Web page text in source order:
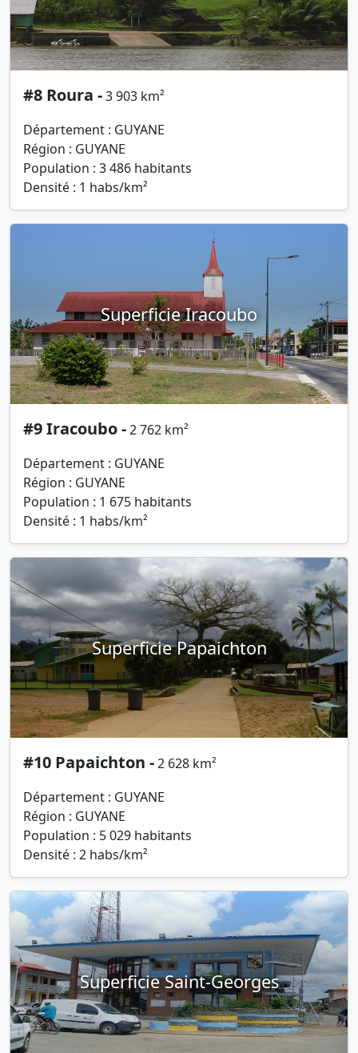
#8 Roura -3 903 km²
Département : GUYANE
Région : GUYANE
Population : 3 486 habitants
Densité : 1 habs/km²
Superficie Iracoubo
#9 Iracoubo -2 762 km²
Département : GUYANE
Région : GUYANE
Population : 1 675 habitants
Densité : 1 habs/km²
Superficie Papaichton
#10 Papaichton -2 628 km²
Département : GUYANE
Région : GUYANE
Population : 5 029 habitants
Densité : 2 habs/km²
Superficie Saint-Georges